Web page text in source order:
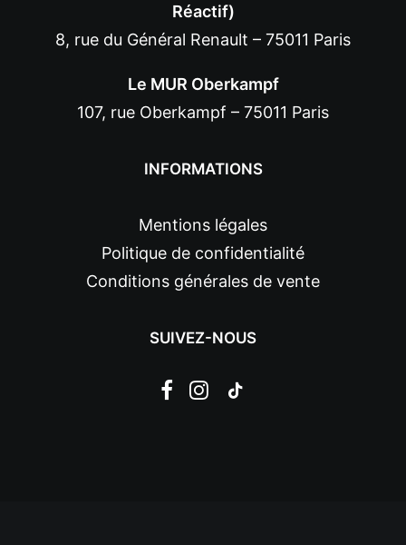
Réactif)
8, rue du Général Renault – 75011 Paris
Le MUR Oberkampf
107, rue Oberkampf – 75011 Paris
INFORMATIONS
Mentions légales
Politique de confidentialité
Conditions générales de vente
SUIVEZ-NOUS